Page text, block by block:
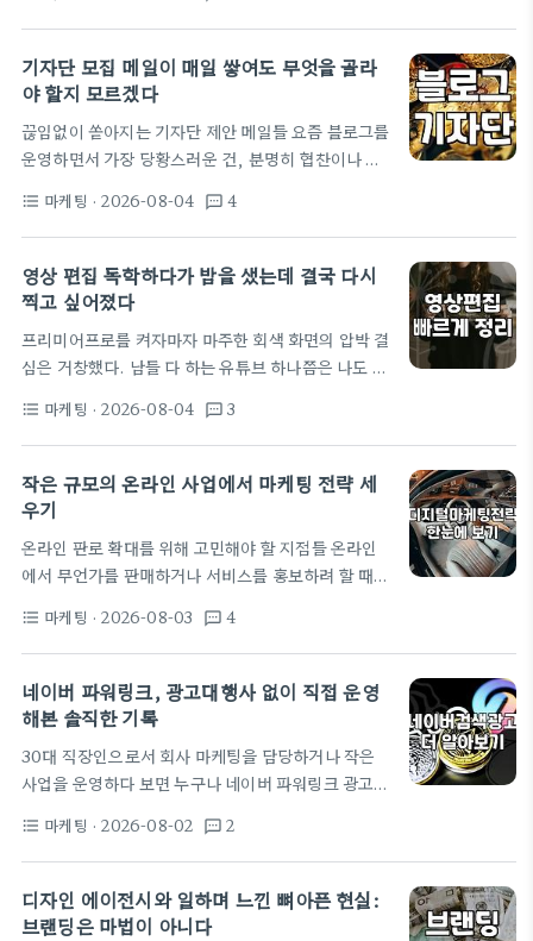
많은 기업이 R프로그램을 활용한 통계 분석이나 빅데
이터 처리 기술을 마케팅 실무에 도입하고 있는데, 이
는 단순히 광고 효율을 높이는 것을 넘어 서비스의 온
사이트 마케팅 전략을 정교화하기 위함입니다. 예전
방문자가 어떤 경로로 들어와서 어떤 상품 페이지에
오래 머무는지, 구매 전환까지의 병목 구간은 어디인
지 분석하는 것이 필수가 되었습니다. 현장에서는 티
기자단 모집 메일이 매일 쌓여도 무엇을 골라
야 할지 모르겠다
끊임없이 쏟아지는 기자단 제안 메일들 요즘 블로그를
운영하면서 가장 당황스러운 건, 분명히 협찬이나 광
아침 메일함에 쌓이는 '기자단 모집' 메일들이다. 솔직
히 말하면 처음에는 이런 제안이 오면 내가 글을 잘 쓰
고 있는 건가 싶어서 기분이 살짝 좋기도 했다. 그런데
이게 매일같이 반복되니까 이제는 그냥 스팸 메일처럼
작성해 드리니 그대로 올리기만 하세요' 혹은 '가이드
라인에 맞춰 사진만 몇 장 찍어주시면 됩니다' 같은 내
용이 전부다. 이런 광고 대행사들이 도대체 내 블로그
format_list_bulleted 마케팅 · 2026-08-04 textsms 4
영상 편집 독학하다가 밤을 샜는데 결국 다시
찍고 싶어졌다
프리미어프로를 켜자마자 마주한 회색 화면의 압박 결
심은 거창했다. 남들 다 하는 유튜브 하나쯤은 나도 해
이 기록하고 싶었던 것도 있고. 그래서 호기롭게 어도
비 프리미어프로를 결제했다. 한 달에 2만 4천 원인가
나가는 것 같은데, 일단 지르고 보면 어떻게든 하게 되
겠지 싶었다. 사실 다빈치 리졸브가 무료라길래 그걸
리미어프로를 쓰는 눈치였다. 나중에 막히면 물어볼
사람이 있어야 할 것 같아서 결국 대세를 따랐다. 처음
프로그램을 깔고 켰을 때, 그 수많은 패널과…
format_list_bulleted 마케팅 · 2026-08-04 textsms 3
작은 규모의 온라인 사업에서 마케팅 전략 세
우기
온라인 판로 확대를 위해 고민해야 할 지점들 온라인
에서 무언가를 판매하거나 서비스를 홍보하려 할 때,
츠가 전통시장과 협업하거나, 성남시가 청년 창업가
를 위해 실무 교육을 지원하는 사례들은 공통적으로
'온라인 판로 확보'가 핵심임을 보여줍니다. 하지만 대
규모 기획전이나 정부 지원 사업 없이 스스로 시작하
로 어디서부터 손을 대야 할지 막막할 때가 많습니다.
단순히 스마트스토어 사업자등록을 마치고 상품을 올
린다고 해서 바로 매출이 일어나는 것도 아니기 때문
format_list_bulleted 마케팅 · 2026-08-03 textsms 4
네이버 파워링크, 광고대행사 없이 직접 운영
해본 솔직한 기록
30대 직장인으로서 회사 마케팅을 담당하거나 작은
사업을 운영하다 보면 누구나 네이버 파워링크 광고를
가 아깝고, 직접 하자니 광고 키워드 선정부터 입찰가
조절까지 막막하죠. 사실 저도 처음엔 광고대행사 순
위가 높은 곳을 찾아 상담도 받아보고, 퍼포먼스 마케
터들이 쓴다는 온갖 분석 툴을 기웃거렸습니다. 하지
format_list_bulleted 마케팅 · 2026-08-02 textsms 2
디자인 에이전시와 일하며 느낀 뼈아픈 현실:
브랜딩은 마법이 아니다